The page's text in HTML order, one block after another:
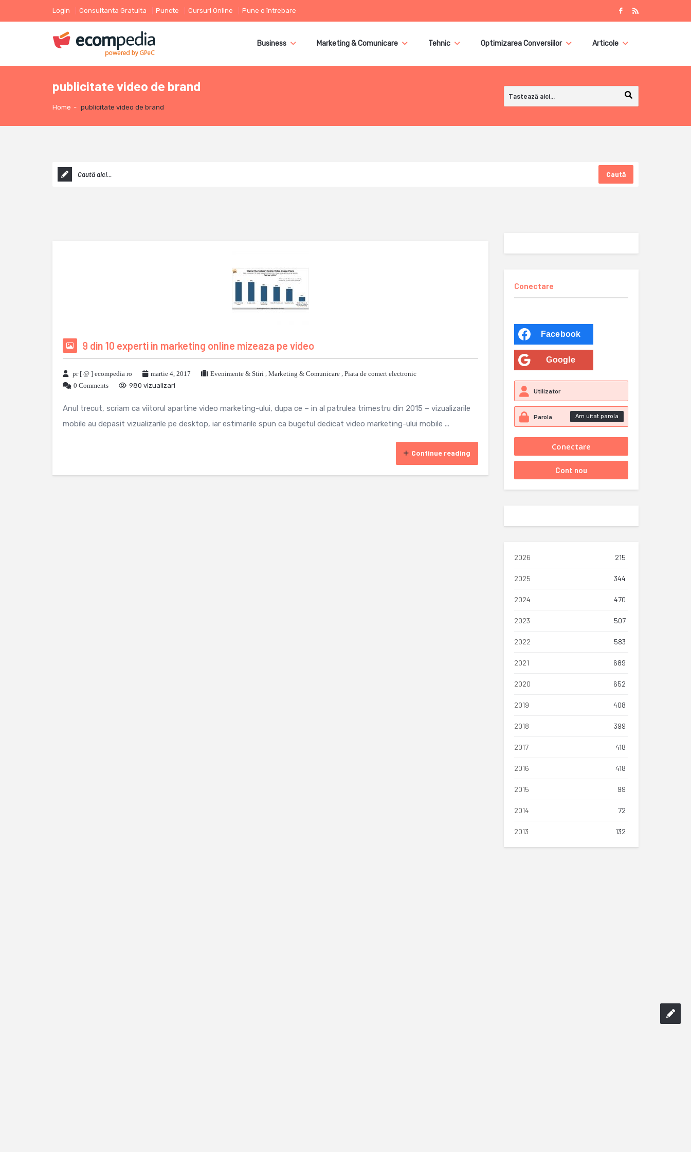
Login Consultanta Gratuita Puncte Cursuri Online Pune o întrebare
Business Marketing & Comunicare Tehnic Optimizarea Conversiilor Articole
publicitate video de brand
Home - publicitate video de brand
Caută
9 din 10 experti in marketing online mizeaza pe video
pr [ @ ] ecompedia ro martie 4, 2017 Evenimente & Stiri , Marketing & Comunicare , Piata de comert electronic
0 Comments
980 vizualizari
Anul trecut, scriam ca viitorul apartine video marketing-ului, dupa ce – in al patrulea trimestru din 2015 – vizualizarile
mobile au depasit vizualizarile pe desktop, iar estimarile spun ca bugetul dedicat video marketing-ului mobile ...
Continue reading
Conectare
Facebook
Google
Am uitat parola
2026 215
2025 344
2024 470
2023 507
2022 583
2021 689
2020 652
2019 408
2018 399
2017 418
2016 418
2015 99
2014 72
2013 132